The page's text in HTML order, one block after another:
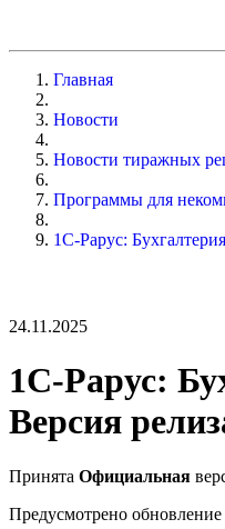
Главная
Новости
Новости тиражных
Программы для
1С-Рарус:
24.11.2025
1С-Рарус:
Версия
Принята Официальная
Предусмотрено